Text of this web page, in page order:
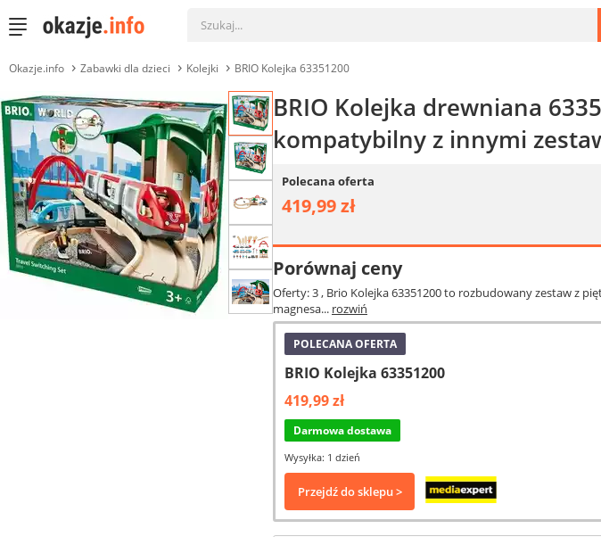
Okazje.info Zabawki dla dzieci Kolejki BRIO Kolejka 63351200
BRIO Kolejka drewniana
kompatybilny z innymi
Polecana oferta
419,99 zł
Porównaj ceny
Oferty: 3, Brio Kolejka 63351200 to rozbudowany zestaw z
magnesa... rozwiń
POLECANA OFERTA
BRIO Kolejka 63351200
419,99 zł
Darmowa dostawa
Wysyłka: 1 dzień
Przejdź do sklepu >